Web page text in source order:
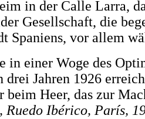
in der Calle Larra,
Gesellschaft, die
Spaniens, vor allem
einer Woge des
drei Jahren 1926
beim Heer, das zur
Ibérico, París,